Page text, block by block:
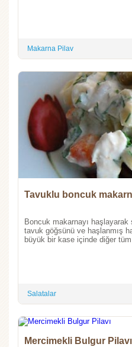
Makarna Pilav
Tavuklu boncuk
Boncuk makarnayı
tavuk göğsünü ve haşlanmış
büyük bir kase içinde diğer
Salatalar
Mercimekli Bulgur Pilavı